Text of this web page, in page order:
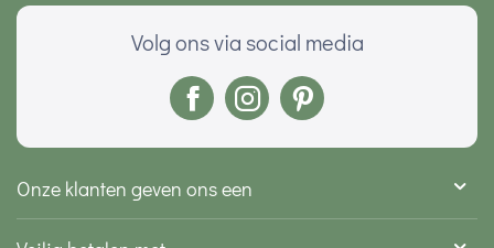
Volg ons via social media
Onze klanten geven ons een